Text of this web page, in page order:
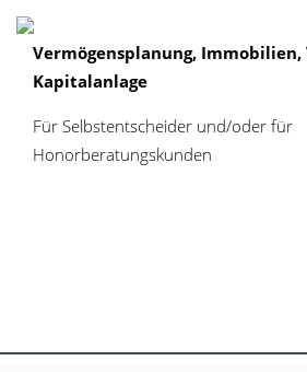
Vermögensplanung, Immobilien,
Kapitalanlage
Für Selbstentscheider und/oder für
Honorberatungskunden